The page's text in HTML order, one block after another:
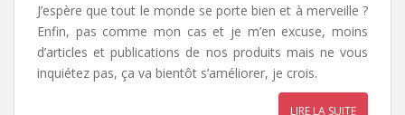
J’espère que tout le monde se porte bien et à merveille ?
Enfin, pas comme mon cas et je m’en excuse, moins
d’articles et publications de nos produits mais ne vous
inquiétez pas, ça va bientôt s’améliorer, je crois.
LIRE LA SUITE